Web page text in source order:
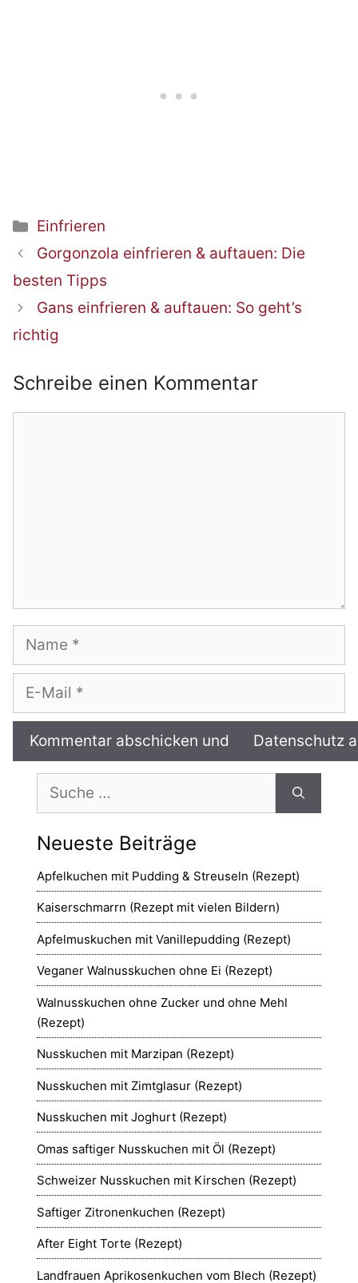
Kategorien
Einfrieren
Beitrags-
Navigation
Gorgonzola einfrieren & auftauen: Die
besten Tipps
Gans einfrieren & auftauen: So geht’s
richtig
Schreibe einen Kommentar
Name
E-
Mail
nach:
Neueste Beiträge
Apfelkuchen mit Pudding & Streuseln (Rezept)
Kaiserschmarrn (Rezept mit vielen Bildern)
Apfelmuskuchen mit Vanillepudding (Rezept)
Veganer Walnusskuchen ohne Ei (Rezept)
Walnusskuchen ohne Zucker und ohne Mehl
(Rezept)
Nusskuchen mit Marzipan (Rezept)
Nusskuchen mit Zimtglasur (Rezept)
Nusskuchen mit Joghurt (Rezept)
Omas saftiger Nusskuchen mit Öl (Rezept)
Schweizer Nusskuchen mit Kirschen (Rezept)
Saftiger Zitronenkuchen (Rezept)
After Eight Torte (Rezept)
Landfrauen Aprikosenkuchen vom Blech (Rezept)